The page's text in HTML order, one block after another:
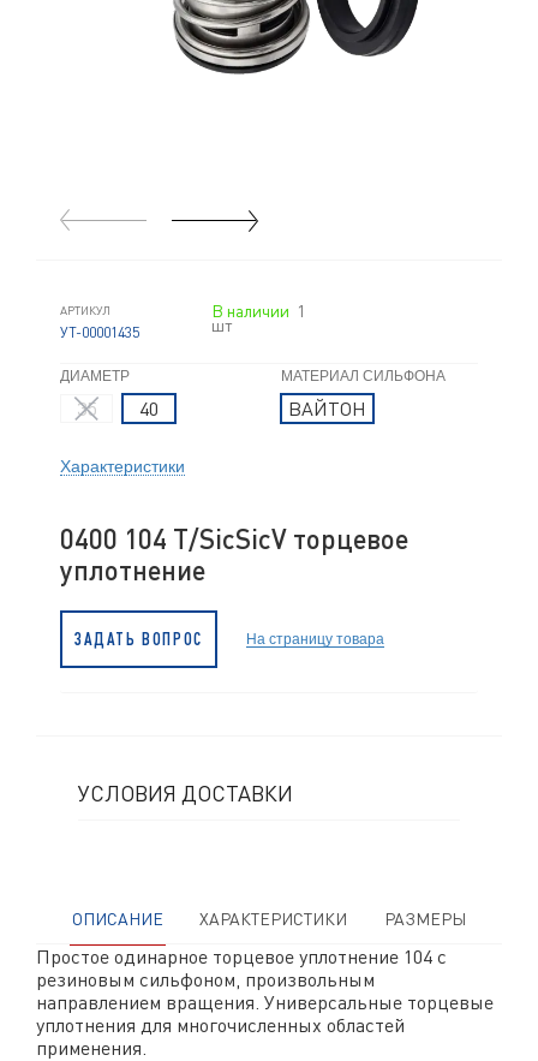
АРТИКУЛ
УТ-00001435
В наличии 1
шт
0400 104 T/SicSicV торцевое
уплотнение
ЗАДАТЬ ВОПРОС На страницу товара
ДИАМЕТР
35 40
МАТЕРИАЛ СИЛЬФОНА
ВАЙТОН
Характеристики
УСЛОВИЯ ДОСТАВКИ
ОПИСАНИЕ ХАРАКТЕРИСТИКИ РАЗМЕРЫ
Простое одинарное торцевое уплотнение 104 с
резиновым сильфоном, произвольным
направлением вращения. Универсальные торцевые
уплотнения для многочисленных областей
применения.